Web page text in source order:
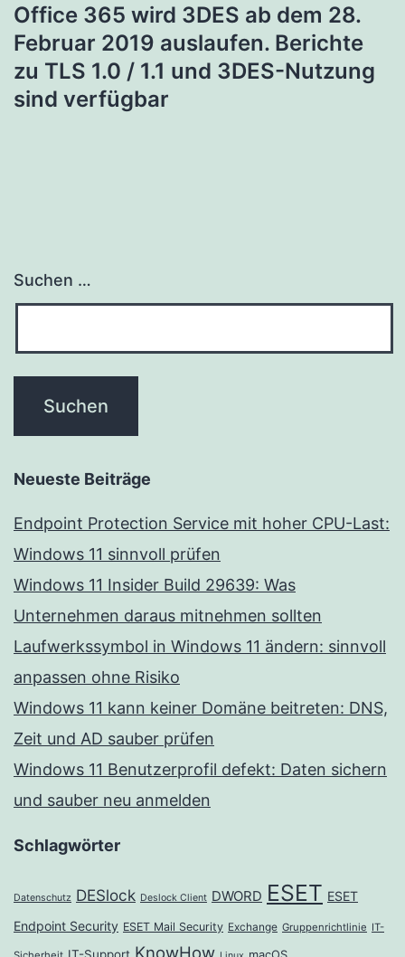
Office 365 wird 3DES ab dem 28.
Februar 2019 auslaufen. Berichte
zu TLS 1.0 / 1.1 und 3DES-Nutzung
sind verfügbar
Suchen …
Neueste Beiträge
Endpoint Protection Service mit hoher CPU-Last:
Windows 11 sinnvoll prüfen
Windows 11 Insider Build 29639: Was
Unternehmen daraus mitnehmen sollten
Laufwerkssymbol in Windows 11 ändern: sinnvoll
anpassen ohne Risiko
Windows 11 kann keiner Domäne beitreten: DNS,
Zeit und AD sauber prüfen
Windows 11 Benutzerprofil defekt: Daten sichern
und sauber neu anmelden
Schlagwörter
Datenschutz DESlock Deslock Client DWORD ESET ESET
Endpoint Security ESET Mail Security Exchange Gruppenrichtlinie IT-
IT-Support KnowHow macOS